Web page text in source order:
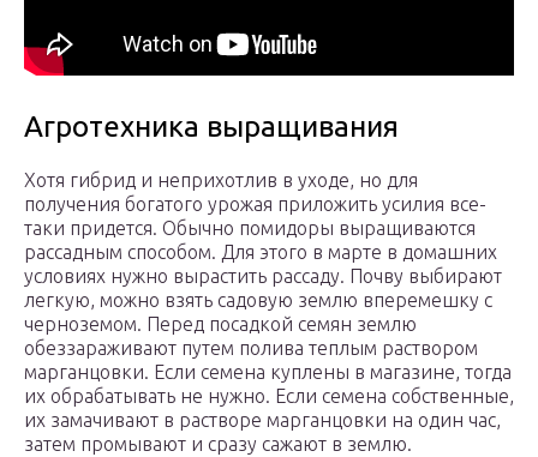
Агротехника выращивания
Хотя гибрид и неприхотлив в уходе, но для
получения богатого урожая приложить усилия все-
таки придется. Обычно помидоры выращиваются
рассадным способом. Для этого в марте в домашних
условиях нужно вырастить рассаду. Почву выбирают
легкую, можно взять садовую землю вперемешку с
черноземом. Перед посадкой семян землю
обеззараживают путем полива теплым раствором
марганцовки. Если семена куплены в магазине, тогда
их обрабатывать не нужно. Если семена собственные,
их замачивают в растворе марганцовки на один час,
затем промывают и сразу сажают в землю.